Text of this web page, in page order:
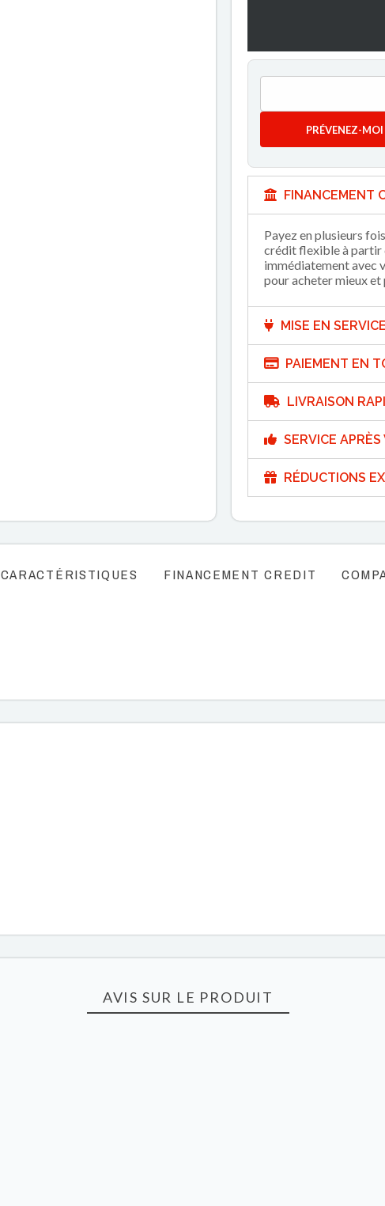
PRÉVENEZ-
FINANCEMENT
Payez en plusieurs
crédit flexible à partir
immédiatement avec
pour acheter mieux
MISE EN SERVICE
PAIEMENT EN
LIVRAISON
SERVICE APRÈS
RÉDUCTIONS
CARACTÉRISTIQUES FINANCEMENT CREDIT
AVIS SUR LE PRODUIT